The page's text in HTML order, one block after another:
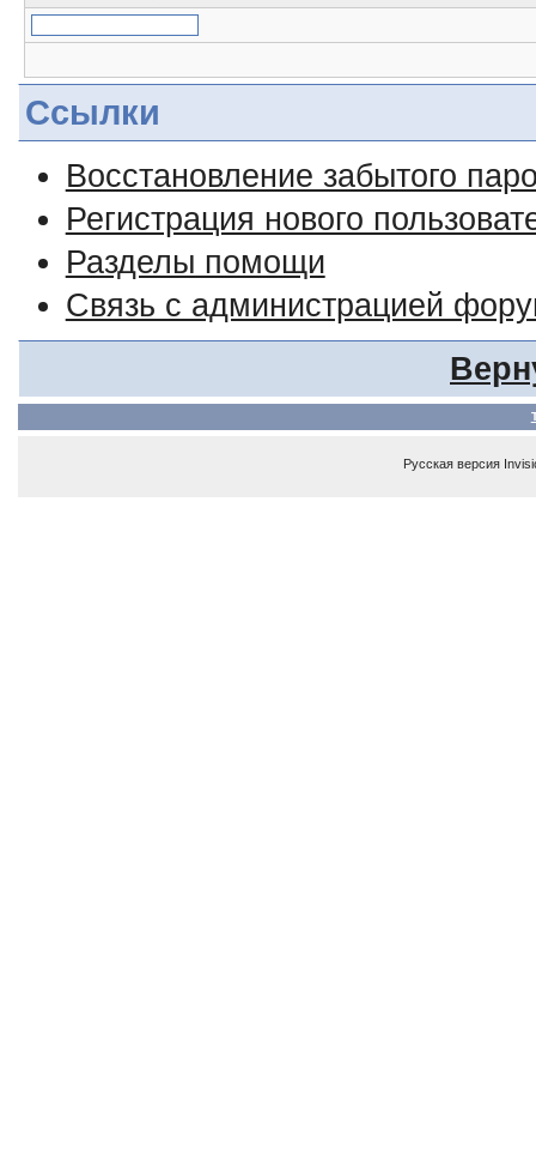
Ссылки
Восстановление забытого
Регистрация нового
Разделы помощи
Связь с администрацией
Русская версия